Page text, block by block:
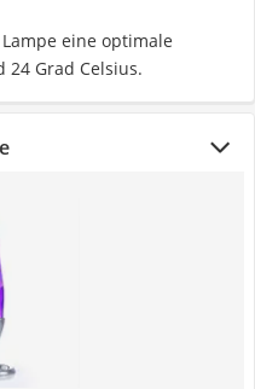
eine optimale
Grad Celsius.